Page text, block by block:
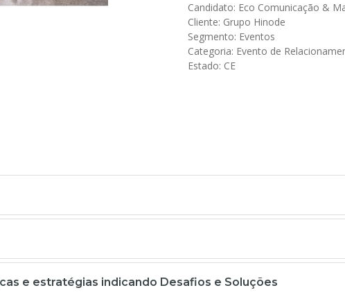
Candidato: Eco Comunicação &
Cliente: Grupo Hinode
Segmento: Eventos
Categoria: Evento de
Estado: CE
e estratégias indicando Desafios e Soluções